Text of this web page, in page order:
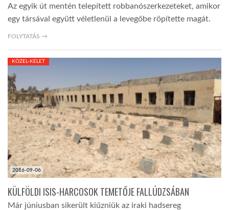
Az egyik út mentén telepített robbanószerkezeteket, amikor
egy társával együtt véletlenül a levegőbe röpítette magát.
FOLYTATÁS →
2016-09-06
KÖZEL-KELET
KÜLFÖLDI ISIS-HARCOSOK TEMETŐJE FALLÚDZSÁBAN
Már júniusban sikerült kiűzniük az iraki hadsereg